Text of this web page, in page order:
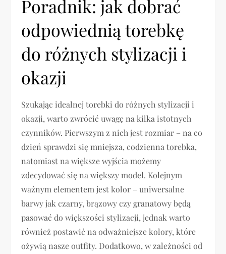
Poradnik: jak dobrać
odpowiednią torebkę
do różnych stylizacji i
okazji
Szukając idealnej torebki do różnych stylizacji i
okazji, warto zwrócić uwagę na kilka istotnych
czynników. Pierwszym z nich jest rozmiar – na co
dzień sprawdzi się mniejsza, codzienna torebka,
natomiast na większe wyjścia możemy
zdecydować się na większy model. Kolejnym
ważnym elementem jest kolor – uniwersalne
barwy jak czarny, brązowy czy granatowy będą
pasować do większości stylizacji, jednak warto
również postawić na odważniejsze kolory, które
ożywią nasze outfity. Dodatkowo, w zależności od